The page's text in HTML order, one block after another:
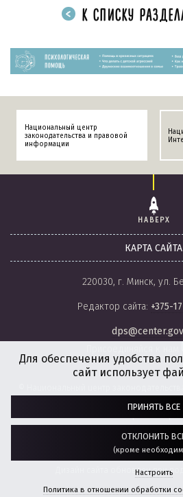
К СПИСКУ
Национальный центр
законодательства и правовой
информации
НАВЕРХ
КАРТА САЙТА
220030, г. Минск, ул.
Редактор сайта: +375-
Республики Беларусь,
Разработка сайта:
Дизайн сайта обновлен при
Для обеспечения удобства
сайт использует
ПРИНЯТЬ ВСЕ
ОТКЛОНИТЬ
(кроме
Настроить
Политика в отношении обработки